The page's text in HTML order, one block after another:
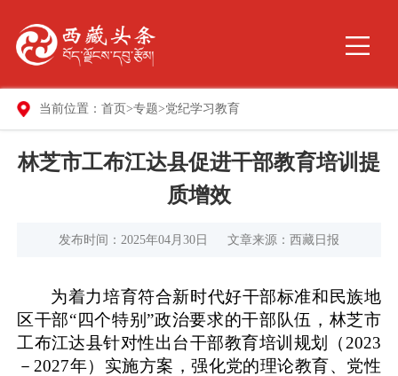
当前位置： 首页 >专题>党纪学习教育
林芝市工布江达县促进干部教育培训提
质增效
发布时间：2025年04月30日 文章来源：西藏日报
为着力培育符合新时代好干部标准和民族地
区干部“四个特别”政治要求的干部队伍，林芝市
工布江达县针对性出台干部教育培训规划（2023
－2027年）实施方案，强化党的理论教育、党性